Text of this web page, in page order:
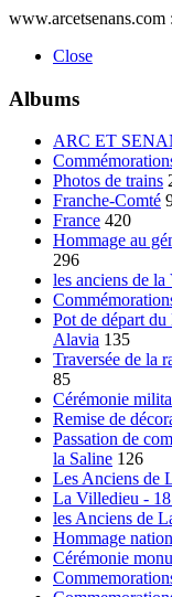
www.arcetsenans.com
Close
Albums
ARC ET
Photos de trains
Franche-Comté
France 420
Hommage au
296
les anciens de
Pot de départ
Alavia 135
Traversée de la
85
Cérémonie
Remise de
Passation de
la Saline 126
Les Anciens de
La Villedieu -
les Anciens de
Hommage
Cérémonie